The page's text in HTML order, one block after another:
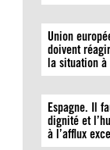
Union
doivent
la situation à
Espagne. Il
dignité et
à l’afflux